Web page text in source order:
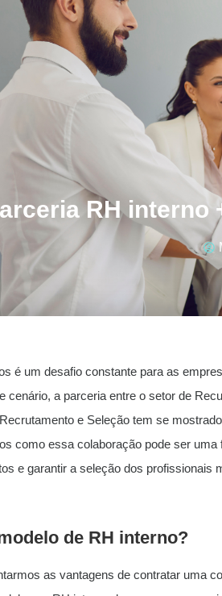
RH interno
é um desafio constante para as
cenário, a parceria entre o setor de
e Seleção tem se
como essa colaboração pode ser
e garantir a seleção dos profissionais
de RH interno?
as vantagens de contratar uma